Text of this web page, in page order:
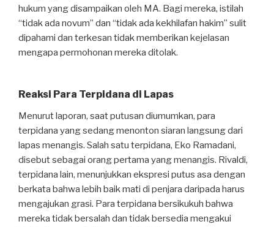
hukum yang disampaikan oleh MA. Bagi mereka, istilah
“tidak ada novum” dan “tidak ada kekhilafan hakim” sulit
dipahami dan terkesan tidak memberikan kejelasan
mengapa permohonan mereka ditolak.
Reaksi Para Terpidana di Lapas
Menurut laporan, saat putusan diumumkan, para
terpidana yang sedang menonton siaran langsung dari
lapas menangis. Salah satu terpidana, Eko Ramadani,
disebut sebagai orang pertama yang menangis. Rivaldi,
terpidana lain, menunjukkan ekspresi putus asa dengan
berkata bahwa lebih baik mati di penjara daripada harus
mengajukan grasi. Para terpidana bersikukuh bahwa
mereka tidak bersalah dan tidak bersedia mengakui